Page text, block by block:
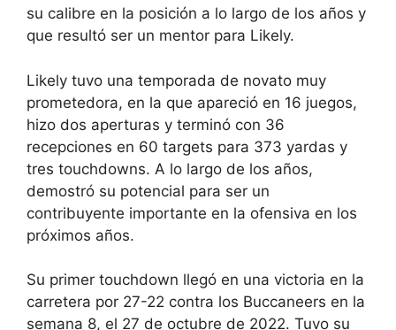
su calibre en la posición a lo largo de los años y
que resultó ser un mentor para Likely.
Likely tuvo una temporada de novato muy
prometedora, en la que apareció en 16 juegos,
hizo dos aperturas y terminó con 36
recepciones en 60 targets para 373 yardas y
tres touchdowns. A lo largo de los años,
demostró su potencial para ser un
contribuyente importante en la ofensiva en los
próximos años.
Su primer touchdown llegó en una victoria en la
carretera por 27-22 contra los Buccaneers en la
semana 8, el 27 de octubre de 2022. Tuvo su